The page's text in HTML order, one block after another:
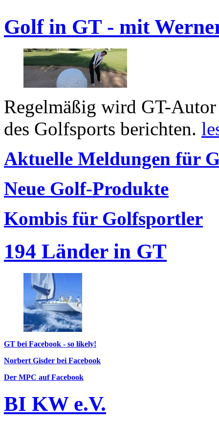
Golf in GT - mit
Regelmäßig wird GT-
des Golfsports berichten.
Aktuelle Meldungen für
Neue Golf-Produkte
Kombis für Golfsportler
194 Länder in GT
GT bei Facebook - so likely!
Norbert Gisder bei Facebook
Der MPC auf Facebook
BI KW e.V.